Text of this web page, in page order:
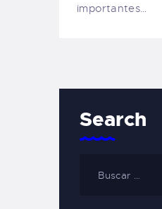
importantes…
Search